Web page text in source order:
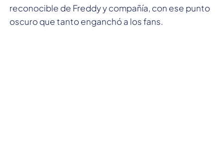
reconocible de Freddy y compañía, con ese punto
oscuro que tanto enganchó a los fans.